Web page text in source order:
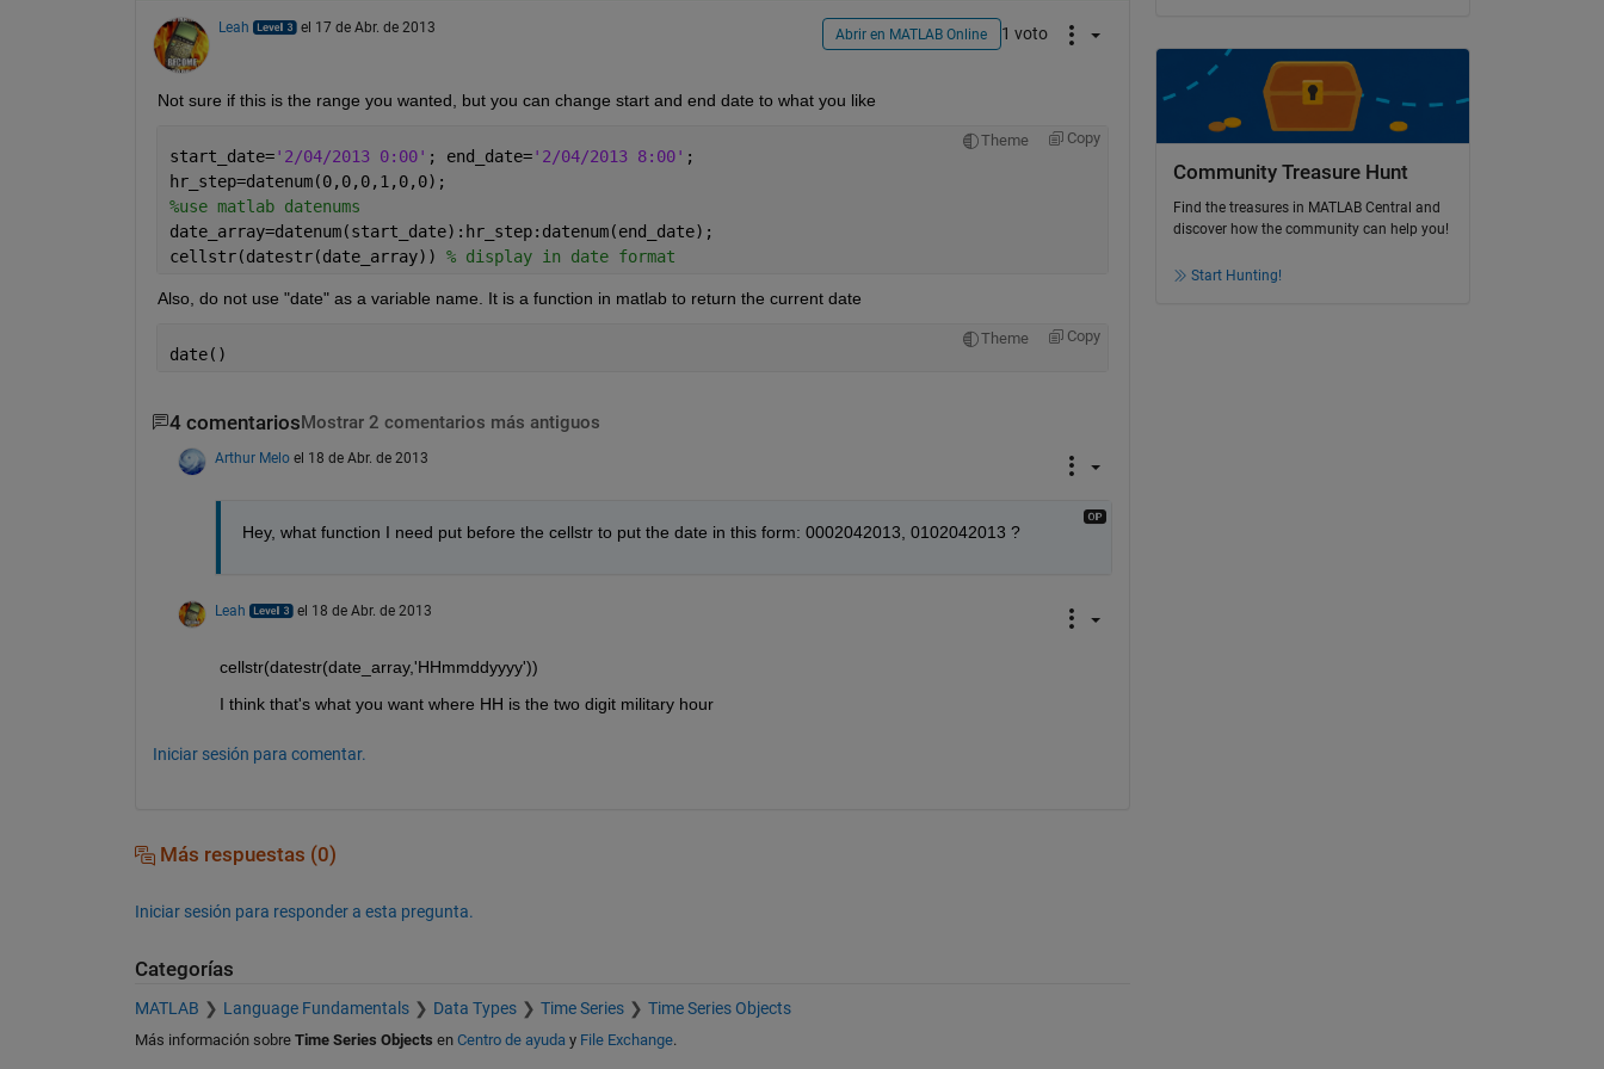
Leah el 17 de Abr. de 2013 Abrir en MATLAB Online 1 voto
Not sure if this is the range you wanted, but you can change start and end date to what you like
Theme Copy
start_date='2/04/2013 0:00' ; end_date='2/04/2013 8:00' ;
hr_step=datenum(0,0,0,1,0,0);
%use matlab datenums
date_array=datenum(start_date):hr_step:datenum(end_date);
cellstr(datestr(date_array)) % display in date format
Also, do not use "date" as a variable name. It is a function in matlab to return the current date
Theme Copy
date()
4 comentarios Mostrar 2 comentarios más antiguos
Arthur Melo el 18 de Abr. de 2013
Hey, what function I need put before the cellstr to put the date in this form: 0002042013, 0102042013 ?
Leah el 18 de Abr. de 2013
cellstr(datestr(date_array,'HHmmddyyyy'))
I think that's what you want where HH is the two digit military hour
Iniciar sesión para comentar.
Más respuestas (0)
Iniciar sesión para responder a esta pregunta.
Categorías
MATLAB Language Fundamentals Data Types Time Series Time Series Objects
Más información sobre Time Series Objects en Centro de ayuda y File Exchange.
Community Treasure Hunt
Find the treasures in MATLAB Central and
discover how the community can help you!
Start Hunting!